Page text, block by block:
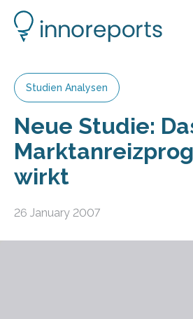
Studien Analysen
Neue Studie:
wirkt
26 January 2007